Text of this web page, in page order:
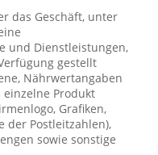
das Geschäft, unter
und Dienstleistungen,
gestellt
Nährwertangaben
Produkt
Grafiken,
der Postleitzahlen),
sowie sonstige